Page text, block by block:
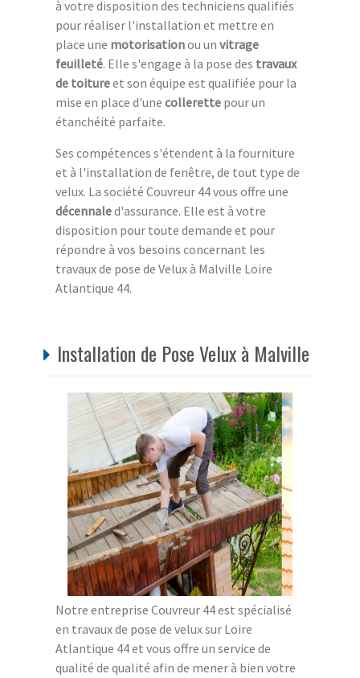
à votre disposition des techniciens qualifiés
pour réaliser l'installation et mettre en
place une motorisationou un vitrage
feuilleté. Elle s'engage à la pose des travaux
de toitureet son équipe est qualifiée pour la
mise en place d'une collerette pour un
étanchéité parfaite.
Ses compétences s'étendent à la fourniture
et à l'installation de fenêtre, de tout type de
velux. La société Couvreur 44 vous offre une
décennaled'assurance. Elle est à votre
disposition pour toute demande et pour
répondre à vos besoins concernant les
travaux de pose de Velux à Malville Loire
Atlantique 44.
Installation de Pose Velux à Malville
Notre entreprise Couvreur 44 est spécialisé
en travaux de pose de velux sur Loire
Atlantique 44 et vous offre un service de
qualité de qualité afin de mener à bien votre